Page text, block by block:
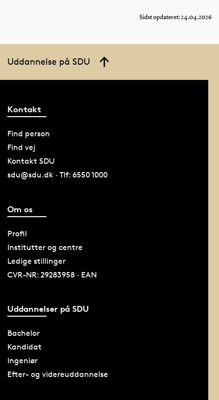
Sidst opdateret: 24.04.2026
Uddannelse på SDU
Kontakt
Find person
Find vej
Kontakt SDU
sdu@sdu.dk · Tlf: 6550 1000
Om os
Profil
Institutter og centre
Ledige stillinger
CVR-NR: 29283958 · EAN
Uddannelser på SDU
Bachelor
Kandidat
Ingeniør
Efter- og videreuddannelse